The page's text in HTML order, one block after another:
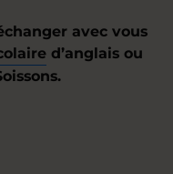
avec vous
d’anglais ou